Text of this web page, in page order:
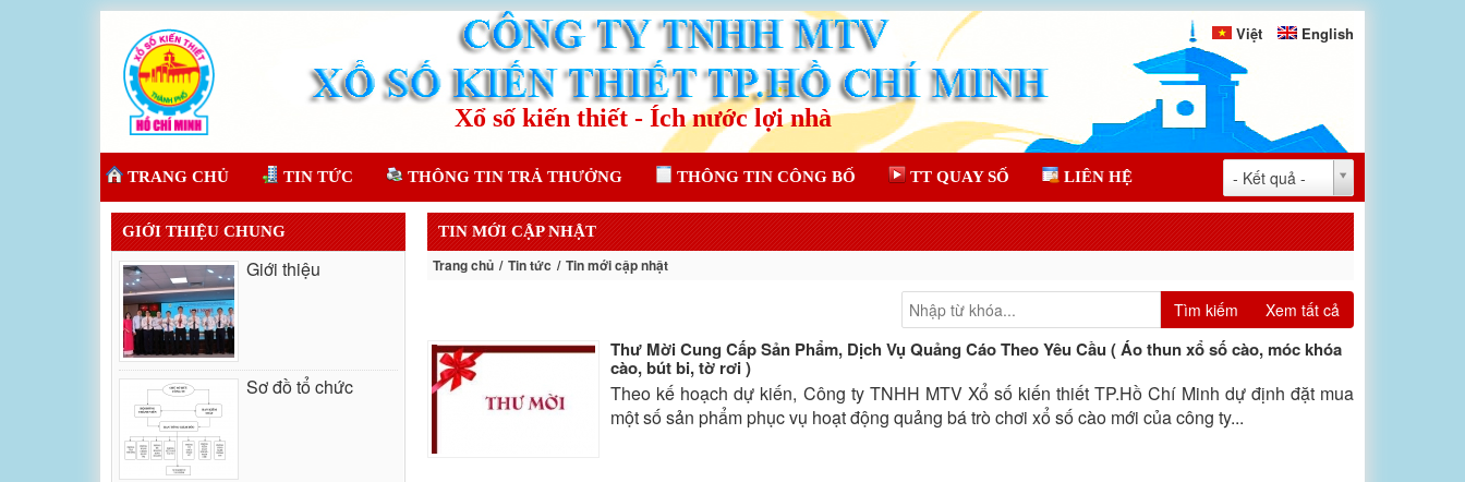
Việt English
TRANG CHỦ TIN TỨC THÔNG TIN TRẢ THƯỞNG THÔNG TIN CÔNG BỐ TT QUAY SỐ LIÊN HỆ - Kết quả -
TIN MỚI CẬP NHẬT
Trang chủ Tin tức Tin mới cập nhật
Tìm kiếm Xem tất cả
Thư Mời Cung Cấp Sản Phẩm, Dịch Vụ Quảng Cáo Theo Yêu Cầu ( Áo thun xổ số cào, móc khóa
cào, bút bi, tờ rơi )
Theo kế hoạch dự kiến, Công ty TNHH MTV Xổ số kiến thiết TP.Hồ Chí Minh dự định đặt mua
một số sản phẩm phục vụ hoạt động quảng bá trò chơi xổ số cào mới của công ty...
GIỚI THIỆU CHUNG
Giới thiệu
Sơ đồ tổ chức